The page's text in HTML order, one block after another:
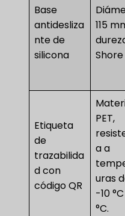
Base
antidesliza
nte de
silicona
115
Etiqueta
de
trazabilida
d con
código QR
PET,
a a
uras
-10
°C.